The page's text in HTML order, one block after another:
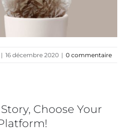
| 16 décembre 2020 | 0 commentaire
Choose Your